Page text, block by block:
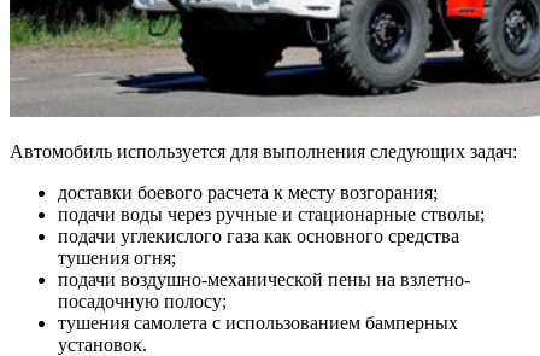
Автомобиль используется для выполнения следующих задач:
доставки боевого расчета к месту возгорания;
подачи воды через ручные и стационарные стволы;
подачи углекислого газа как основного средства
тушения огня;
подачи воздушно-механической пены на взлетно-
посадочную полосу;
тушения самолета с использованием бамперных
установок.